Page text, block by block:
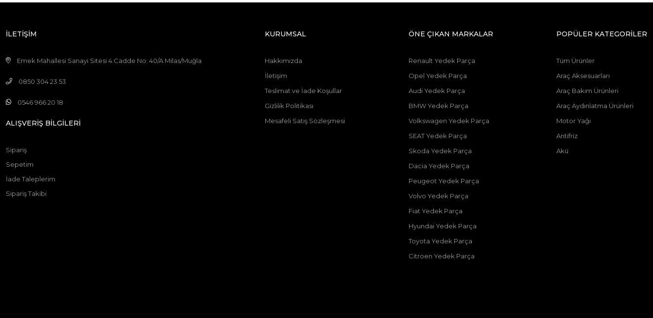
İLETİŞİM
Emek Mahallesi Sanayi Sitesi 4.Cadde No: 40/A Milas/Muğla
0850 304 23 53
0546 966 20 18
ALIŞVERİŞ BİLGİLERİ
Sipariş
Sepetim
İade Taleplerim
Sipariş Takibi
KURUMSAL
Hakkımızda
İletişim
Teslimat ve İade Koşullar
Gizlilik Politikası
Mesafeli Satış Sözleşmesi
ÖNE ÇIKAN MARKALAR
Renault Yedek Parça
Opel Yedek Parça
Audi Yedek Parça
BMW Yedek Parça
Volkswagen Yedek Parça
SEAT Yedek Parça
Skoda Yedek Parça
Dacia Yedek Parça
Peugeot Yedek Parça
Volvo Yedek Parça
Fiat Yedek Parça
Hyundai Yedek Parça
Toyota Yedek Parça
Citroen Yedek Parça
POPÜLER KATEGORİLER
Tüm Ürünler
Araç Aksesuarları
Araç Bakım Ürünleri
Araç Aydınlatma Ürünleri
Motor Yağı
Antifriz
Akü